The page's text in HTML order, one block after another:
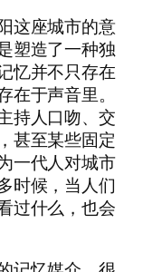
这座城市的意
塑造了一种独
忆并不只存在
于声音里。
持人口吻、交
甚至某些固定
一代人对城市
时候，当人们
过什么，也会